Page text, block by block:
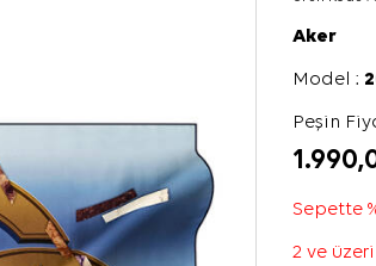
Aker
Model :
Peşin
Sepette
2 ve